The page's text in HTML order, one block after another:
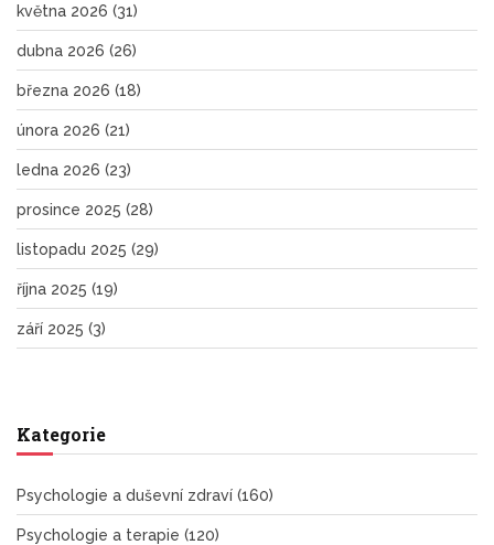
května 2026 (31)
dubna 2026 (26)
března 2026 (18)
února 2026 (21)
ledna 2026 (23)
prosince 2025 (28)
listopadu 2025 (29)
října 2025 (19)
září 2025 (3)
Kategorie
Psychologie a duševní zdraví (160)
Psychologie a terapie (120)